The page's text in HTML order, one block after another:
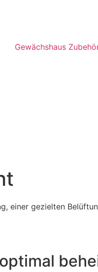
Gewächshaus
einer gezielten